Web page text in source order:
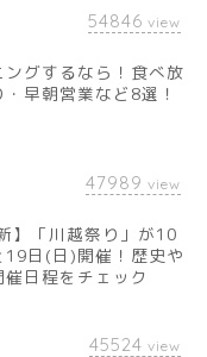
54846 view
ングするなら！食べ放
早朝営業など8選！
47989 view
】「川越祭り」が10
日(日)開催！歴史や
日程をチェック
45524 view